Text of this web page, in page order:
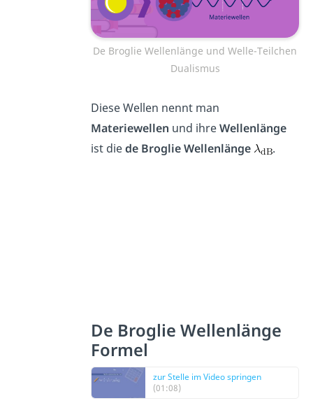
De Broglie Wellenlänge und Welle-Teilchen
Dualismus
Diese Wellen nennt man
Materiewellen und ihreWellenlänge
ist diede Broglie Wellenlänge .
De Broglie Wellenlänge
Formel
zur Stelle im Video springen
(01:08)